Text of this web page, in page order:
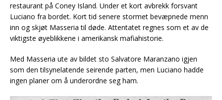
restaurant på Coney Island. Under et kort avbrekk forsvant
Luciano fra bordet. Kort tid senere stormet bevæpnede menn
inn og skjøt Masseria til døde. Attentatet regnes som et av de
viktigste øyeblikkene i amerikansk mafiahistorie.
Med Masseria ute av bildet sto Salvatore Maranzano igjen
som den tilsynelatende seirende parten, men Luciano hadde
ingen planer om å underordne seg ham.